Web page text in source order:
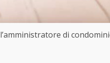
di